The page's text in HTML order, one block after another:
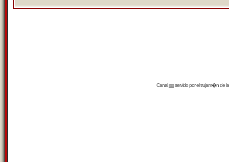
Canalrssservido por eltrujam�nde